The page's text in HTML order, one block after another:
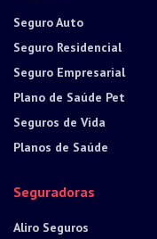
Seguro Auto
Seguro Residencial
Seguro Empresarial
Plano de Saúde Pet
Seguros de Vida
Planos de Saúde
Seguradoras
Aliro Seguros